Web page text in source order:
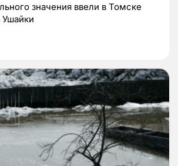
значения ввели в Томске
Ушайки